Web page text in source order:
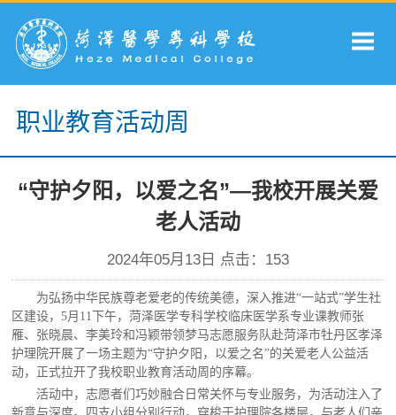
职业教育活动周
“守护夕阳，以爱之名”—我校开展关爱
老人活动
2024年05月13日 点击： 153
为弘扬中华民族尊老爱老的传统美德，深入推进“一站式”学生社
区建设，5月11下午，菏泽医学专科学校临床医学系专业课教师张
雁、张晓晨、李美玲和冯颖带领梦马志愿服务队赴菏泽市牡丹区孝泽
护理院开展了一场主题为“守护夕阳，以爱之名”的关爱老人公益活
动，正式拉开了我校职业教育活动周的序幕。
活动中，志愿者们巧妙融合日常关怀与专业服务，为活动注入了